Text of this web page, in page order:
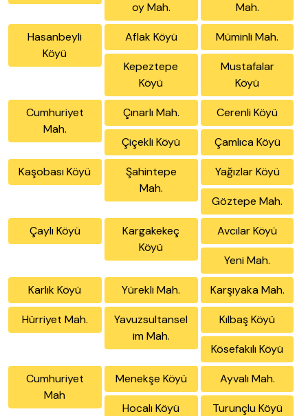
oy Mah. Mah.
Hasanbeyli
Köyü
Aflak Köyü Müminli Mah.
Kepeztepe
Köyü
Mustafalar
Köyü
Cumhuriyet
Mah.
Çınarlı Mah. Cerenli Köyü
Çiçekli Köyü Çamlıca Köyü
Kaşobası Köyü
Şahintepe
Mah.
Yağızlar Köyü
Göztepe Mah.
Çaylı Köyü
Kargakekeç
Köyü
Avcılar Köyü
Yeni Mah.
Karlık Köyü Yürekli Mah. Karşıyaka Mah.
Hürriyet Mah.
Yavuzsultansel
im Mah.
Kılbaş Köyü
Kösefakılı Köyü
Cumhuriyet
Mah
Menekşe Köyü Ayvalı Mah.
Hocalı Köyü Turunçlu Köyü